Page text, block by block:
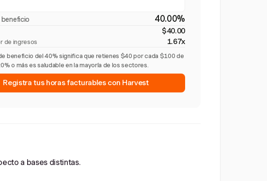
beneficio 40.00%
$40.00
de ingresos 1.67x
beneficio del 40% significa que retienes $40 por cada $100 de
o más es saludable en la mayoría de los sectores.
Registra tus horas facturables con Harvest
a bases distintas.